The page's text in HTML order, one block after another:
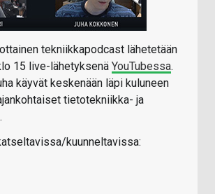
tekniikkapodcast lähetetään
15 live-lähetyksenä YouTubessa.
käyvät keskenään läpi kuluneen
tietotekniikka- ja
kuunneltavissa: